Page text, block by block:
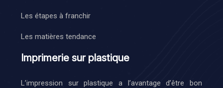
Les étapes à franchir
Les matières tendance
Imprimerie sur plastique
L’impression sur plastique a l’avantage d’être bon